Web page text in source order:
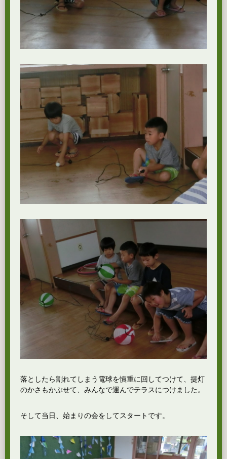
落としたら割れてしまう電球を慎重に回してつけて、提灯
のかさもかぶせて、みんなで運んでテラスにつけました。
そして当日、始まりの会をしてスタートです。